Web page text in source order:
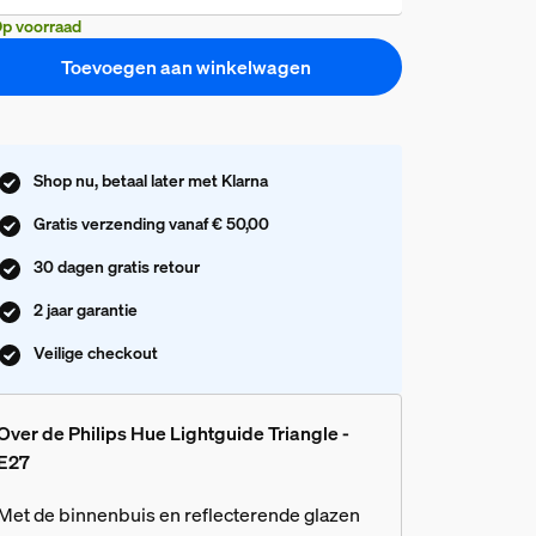
voorraad
Toevoegen aan winkelwagen
Shop nu, betaal later met Klarna
Gratis verzending vanaf € 50,00
30 dagen gratis retour
2 jaar garantie
Veilige checkout
de Philips Hue Lightguide Triangle -
de binnenbuis en reflecterende glazen